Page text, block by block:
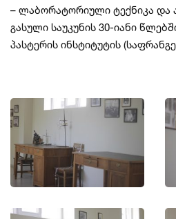
– ლაბორატორიული ტექნიკა და
გასული საუკუნის 30-იანი
პასტერის ინსტიტუტის